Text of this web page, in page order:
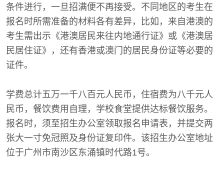
条件进行，一旦招满便不再接受。不同地区的考生在
报名时所需准备的材料各有差异，比如，来自港澳的
考生需出示《港澳居民来往内地通行证》或《港澳居
民居住证》，还有香港或澳门的居民身份证等必要的
证件。
学费总计五万一千八百元人民币，住宿费为八千元人
民币，餐饮费用自理，学校食堂提供达标餐饮服务。
报名时，须至招生办公室领取报名申请表，并提交两
张大一寸免冠照及身份证复印件。该招生办公室地址
位于广州市南沙区东涌镇时代路1号。